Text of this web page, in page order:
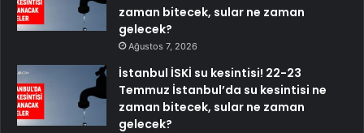
zaman bitecek, sular ne zaman
gelecek?
Ağustos 7, 2026
İstanbul İSKİ su kesintisi! 22-23
Temmuz İstanbul’da su kesintisi ne
zaman bitecek, sular ne zaman
gelecek?